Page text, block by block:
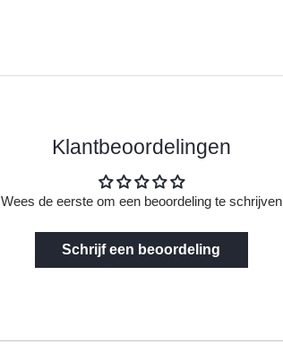
Klantbeoordelingen
Wees de eerste om een beoordeling te schrijven
Schrijf een beoordeling